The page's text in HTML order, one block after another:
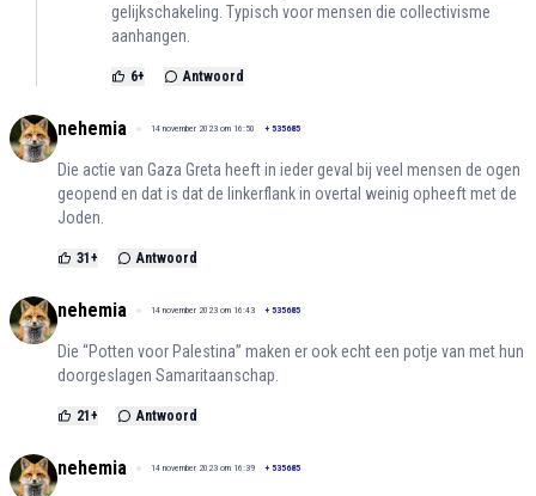
gelijkschakeling. Typisch voor mensen die collectivisme
aanhangen.
6+ Antwoord
nehemia 14 november 2023 om 16:50 + 535685
Die actie van Gaza Greta heeft in ieder geval bij veel mensen de ogen
geopend en dat is dat de linkerflank in overtal weinig opheeft met de
Joden.
31 + Antwoord
nehemia 14 november 2023 om 16:43 + 535685
Die “Potten voor Palestina” maken er ook echt een potje van met hun
doorgeslagen Samaritaanschap.
21 + Antwoord
nehemia 14 november 2023 om 16:39 + 535685